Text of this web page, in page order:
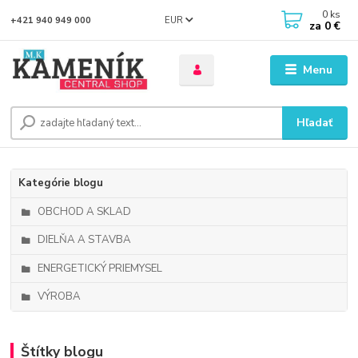
Menu
EUR
Hľadať
+421 940 949 000 0 ks
za 0 €
Kategórie blogu
OBCHOD A SKLAD
DIELŇA A STAVBA
ENERGETICKÝ PRIEMYSEL
VÝROBA
Štítky blogu